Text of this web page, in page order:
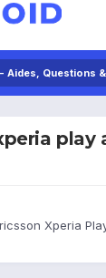
play
Xperia